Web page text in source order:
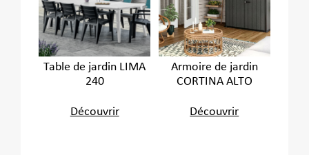
Table de jardin LIMA
240
Découvrir
Armoire de jardin
CORTINA ALTO
Découvrir